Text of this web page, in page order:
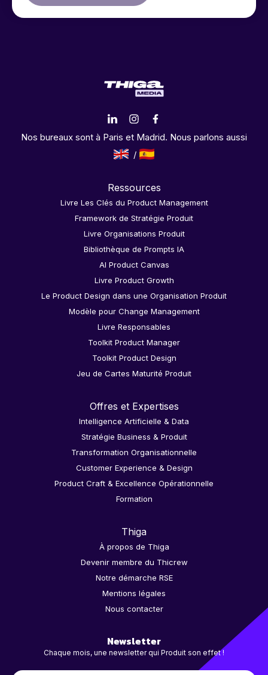
Nos bureaux sont à Paris et Madrid. Nous parlons aussi
Ressources
Livre Les Clés du Product Management
Framework de Stratégie Produit
Livre Organisations Produit
Bibliothèque de Prompts IA
AI Product Canvas
Livre Product Growth
Le Product Design dans une Organisation Produit
Modèle pour Change Management
Livre Responsables
Toolkit Product Manager
Toolkit Product Design
Jeu de Cartes Maturité Produit
Offres et Expertises
Intelligence Artificielle & Data
Stratégie Business & Produit
Transformation Organisationnelle
Customer Experience & Design
Product Craft & Excellence Opérationnelle
Formation
Thiga
À propos de Thiga
Devenir membre du Thicrew
Notre démarche RSE
Mentions légales
Nous contacter
Newsletter
Chaque mois, une newsletter qui Produit son effet !